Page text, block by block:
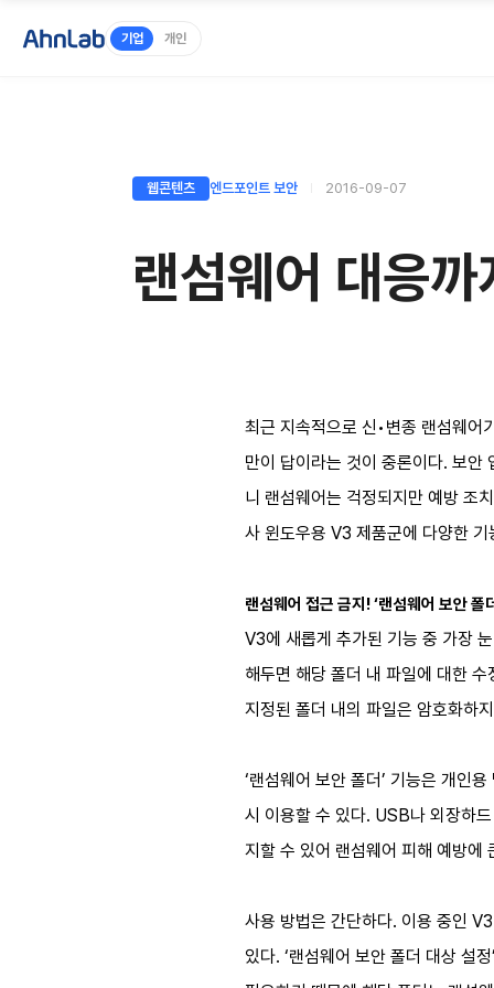
기업 개인
웹콘텐츠 엔드포인트 보안 2016-09-07
랜섬웨어 대응
최근 지속적으로 신•변종 랜섬웨어
만이 답이라는 것이 중론이다. 보안
니 랜섬웨어는 걱정되지만 예방 조
사 윈도우용 V3 제품군에 다양한
랜섬웨어 접근 금지! ‘랜섬웨어 보안 폴
V3에 새롭게 추가된 기능 중 가장
해두면 해당 폴더 내 파일에 대한
지정된 폴더 내의 파일은 암호화하
‘랜섬웨어 보안 폴더’ 기능은 개인
시 이용할 수 있다. USB나 외장하
지할 수 있어 랜섬웨어 피해 예방에
사용 방법은 간단하다. 이용 중인
있다. ‘랜섬웨어 보안 폴더 대상 설